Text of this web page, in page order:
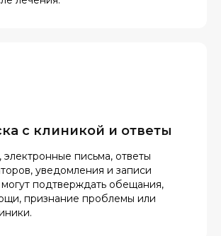
с клиникой и ответы
письма, ответы
уведомления и записи
подтверждать обещания,
признание проблемы или